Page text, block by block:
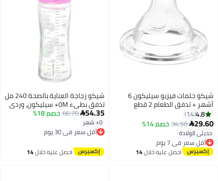
شيكو حلمات فيزيو سيليكون 6
أشهر + تدفق الطعام 2 قطع
4.8
14
29.60
34.50خصم 14%
حديثي الولادة
أقل سعر في 7 يوم
توصيل مجاني
أقل سعر في 7 يوماحصل عليه خلال14
شيكو زجاجة العناية بالصحة 240 مل
تدفق بطيء 0M+ سيليكون، وردي
54.35
66.70خصم 18%
0+ شهر أقل سعر في 30 يوم
توصيل مجاني
أقل سعر في 30 يوم
احصل عليه خلال14